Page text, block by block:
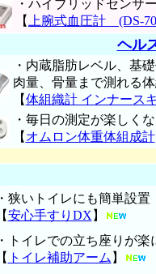
・ハイブリッドセンサ
【
上腕式血圧計 (DS-
ヘル
・内蔵脂肪レベル、基
肉量、骨量まで測れる
【体組織計 インナース
・毎日の測定が楽しくな
【 オムロン体重体組成計
・狭いトイレにも簡単設置
【安心手すりDX 】
・トイレでの立ち座りが楽
【 トイレ補助アーム 】